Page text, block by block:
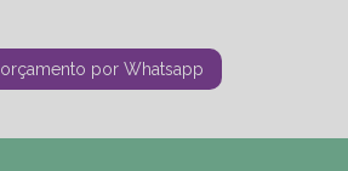
orçamento por Whatsapp